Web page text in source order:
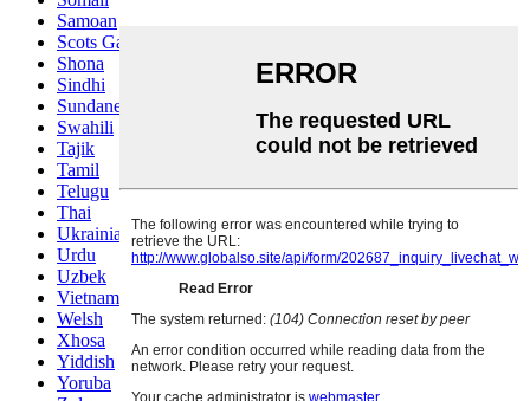
Samoan
Scots Gaelic
Shona
Sindhi
Sundanese
Swahili
Tajik
Tamil
Telugu
Thai
Ukrainian
Urdu
Uzbek
Vietnamese
Welsh
Xhosa
Yiddish
Yoruba